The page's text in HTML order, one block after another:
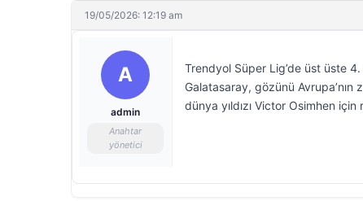
19/05/2026: 12:19 am
A
admin
Anahtar
yönetici
Trendyol Süper Lig’de üst üste
Galatasaray, gözünü Avrupa’nın
dünya yıldızı Victor Osimhen